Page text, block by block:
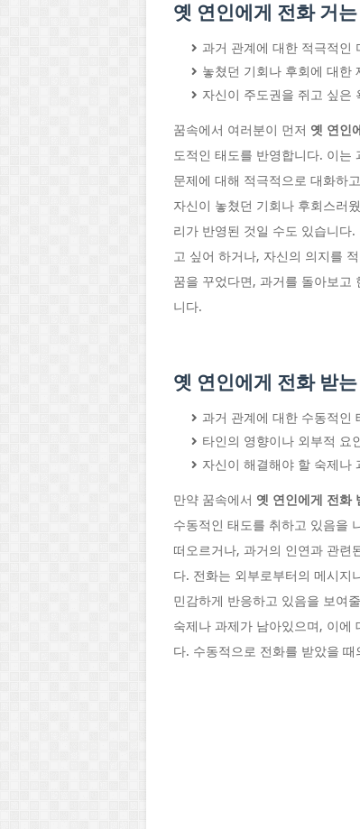
옛 연인에게 전화 거
과거 관계에 대한 적극적인
놓쳤던 기회나 후회에 대한
자신이 주도권을 쥐고 싶은
꿈속에서 여러분이 먼저 옛 연인
도적인 태도를 반영합니다. 이는
문제에 대해 적극적으로 대화하
자신이 놓쳤던 기회나 후회스러
리가 반영된 것일 수도 있습니다
고 싶어 하거나, 자신의 의지를
꿈을 꾸었다면, 과거를 돌아보고
니다.
옛 연인에게 전화 받
과거 관계에 대한 수동적인
타인의 영향이나 외부적 요
자신이 해결해야 할 숙제나
만약 꿈속에서 옛 연인에게 전화
수동적인 태도를 취하고 있음을
떠오르거나, 과거의 인연과 관련
다. 전화는 외부로부터의 메시지
민감하게 반응하고 있음을 보여
숙제나 과제가 남아있으며, 이에
다. 수동적으로 전화를 받았을